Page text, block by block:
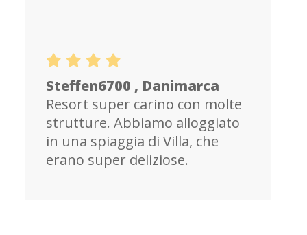
Steffen6700 , Danimarca
Resort super carino con molte
strutture. Abbiamo alloggiato
in una spiaggia di Villa, che
erano super deliziose.